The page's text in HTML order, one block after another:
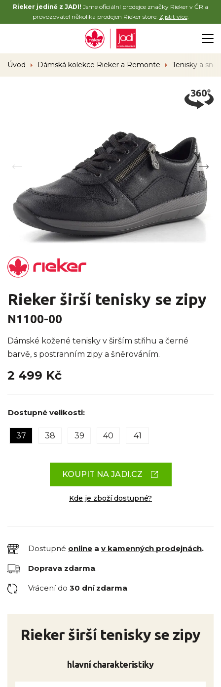
Rieker jedině z JADI! Jsme oficiální prodejce značky Rieker v ČR a
provozovatel několika prodejen Rieker store. Zjistit více.
Úvod Dámská kolekce Rieker a Remonte Tenisky a
Rieker širší tenisky se zipy
N1100-00
Dámské kožené tenisky v širším střihu a černé
barvě, s postranním zipy a šněrováním.
2 499 Kč
Dostupné velikosti:
37 38 39 40 41
KOUPIT NA JADI.CZ
Kde je zboží dostupné?
Dostupné online a v kamenných prodejnách.
Doprava zdarma.
Vrácení do 30 dní zdarma.
Rieker širší tenisky se zipy
hlavní charakteristiky